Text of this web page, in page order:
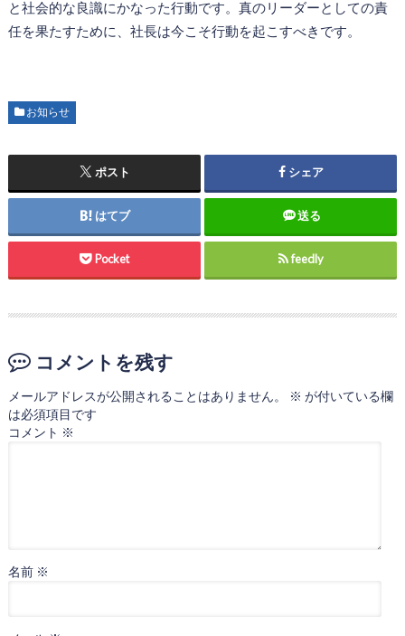
と社会的な良識にかなった行動です。真のリーダーとしての責
任を果たすために、社長は今こそ行動を起こすべきです。
お知らせ
ポスト シェア
はてブ 送る
Pocket feedly
コメントを残す
メールアドレスが公開されることはありません。 ※ が付いている欄
は必須項目です
コメント ※
名前 ※